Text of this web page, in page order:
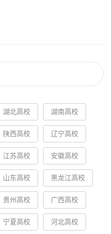
湖北高校 湖南高校
陕西高校 辽宁高校
江苏高校 安徽高校
山东高校 黑龙江高校
贵州高校 广西高校
宁夏高校 河北高校